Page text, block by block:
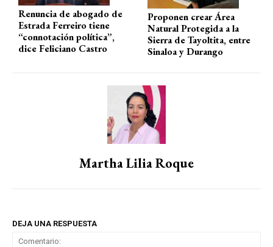
Renuncia de abogado de
Estrada Ferreiro tiene
“connotación política”,
dice Feliciano Castro
Proponen crear Área
Natural Protegida a la
Sierra de Tayoltita, entre
Sinaloa y Durango
Martha Lilia Roque
DEJA UNA RESPUESTA